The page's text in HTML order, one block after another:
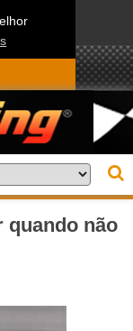
quando não